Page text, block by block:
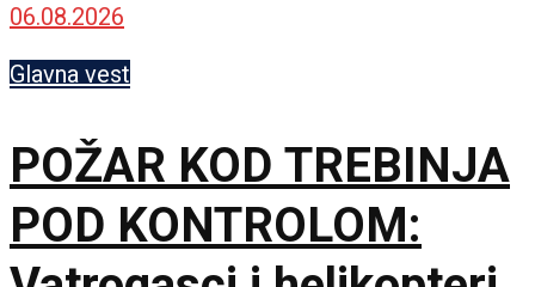
06.08.2026
Glavna vest
POŽAR KOD TREBINJA
POD KONTROLOM: